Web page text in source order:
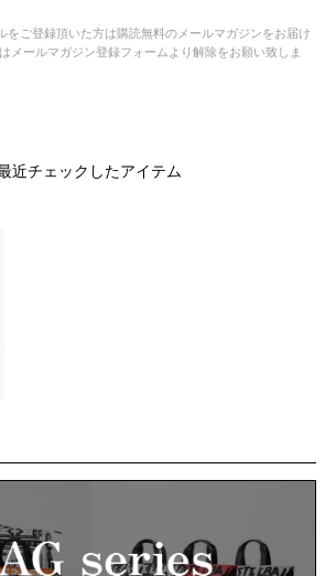
ご登録頂いた方は購読無料のメールマガジンをお届け
メールマガジン登録フォームより解除をお願い致しま
近チェックしたアイテム